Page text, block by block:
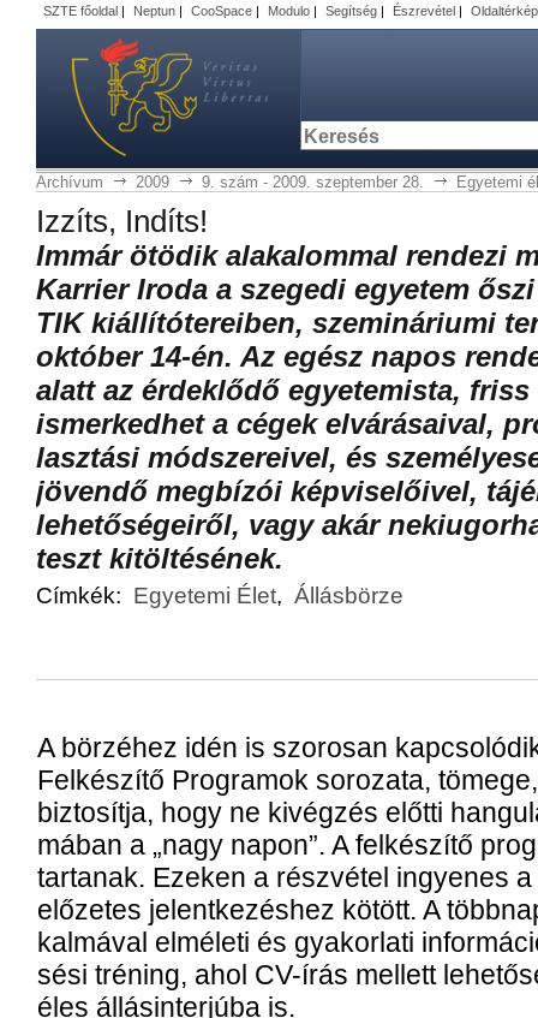
SZTE főoldal | Neptun | CooSpace | Modulo | Segítség | Észrevétel | Oldaltérkép
Archívum 2009 9. szám - 2009. szeptember 28. Egyetemi
Iz­zíts, In­díts!
Im­már ötö­dik alak­alom­mal ren­de­zi
Kar­ri­er Iro­da a sze­ge­di egye­tem
TIK ki­ál­lí­tó­te­re­i­ben, sze­mi­ná­ri­u­mi
ok­tó­ber 14-én. Az egész na­pos
alatt az ér­dek­lő­dő egye­te­mis­ta,
is­mer­ked­het a cé­gek el­vá­rá­sa­i­val,
lasz­tá­si mód­sze­re­i­vel, és
jö­ven­dő meg­bí­zói kép­vi­se­lő­i­vel,
le­he­tő­sé­ge­i­ről, vagy akár
teszt ki­töl­té­sé­nek.
Címkék: Egyetemi Élet, Állásbörze
A bör­zé­hez idén is szo­ro­san
Fel­ké­szí­tő Prog­ra­mok so­ro­za­ta,
biz­to­sít­ja, hogy ne ki­vég­zés előt­ti
má­ban a „nagy na­pon”. A fel­ké­szí­tő
tar­ta­nak. Eze­ken a rész­vé­tel in­gye­nes
elő­ze­tes je­lent­ke­zés­hez kö­tött. A
kal­má­val el­mé­le­ti és gya­kor­la­ti
sé­si tré­ning, ahol CV-írás mel­lett
éles ál­lás­in­ter­jú­ba is.